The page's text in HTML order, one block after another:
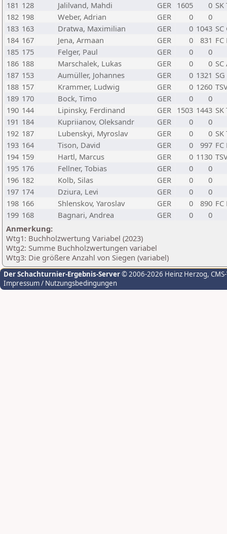
181 128 Jalilvand, Mahdi GER 1605 0
182 198 Weber, Adrian GER 0
0
183 163 Dratwa, Maximilian GER 0 1043
184 167 Jena, Armaan GER 0 831
185 175 Felger, Paul GER 0
0
186 188 Marschalek, Lukas GER 0 0
187 153 Aumüller, Johannes GER 0 1321
188 157 Krammer, Ludwig GER 0 1260
189 170 Bock, Timo GER 0
0
190 144 Lipinsky, Ferdinand GER 1503 1443
191 184 Kupriianov, Oleksandr GER 0
0
192 187 Lubenskyi, Myroslav GER 0 0
193 164 Tison, David GER 0 997
194 159 Hartl, Marcus GER 0 1130
195 176 Fellner, Tobias GER 0
0
196 182 Kolb, Silas GER 0
0
197 174 Dziura, Levi GER 0
0
198 166 Shlenskov, Yaroslav GER 0 890
199 168 Bagnari, Andrea GER 0
0
Anmerkung:
Wtg1: Buchholzwertung Variabel (2023)
Wtg2: Summe Buchholzwertungen variabel
Wtg3: Die größere Anzahl von Siegen (variabel)
Der Schachturnier-Ergebnis-Server© 2006-2026 Heinz Herzog,
Impressum / Nutzungsbedingungen